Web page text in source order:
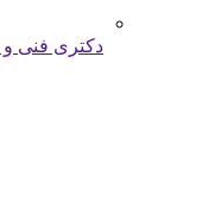
دکتری فنی